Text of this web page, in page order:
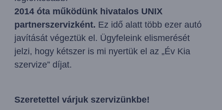
2014 óta működünk hivatalos UNIX
partnerszervizként. Ez idő alatt több ezer autó
javítását végeztük el. Ügyfeleink elismerését
jelzi, hogy kétszer is mi nyertük el az „Év Kia
szervize” díjat.
Szeretettel várjuk szervizünkbe!